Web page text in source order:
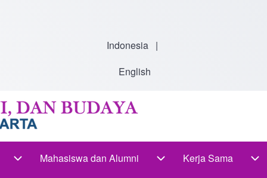
Indonesia |
English
Mahasiswa dan Alumni
Mahasiswa dan Alumni
Kerja Sama